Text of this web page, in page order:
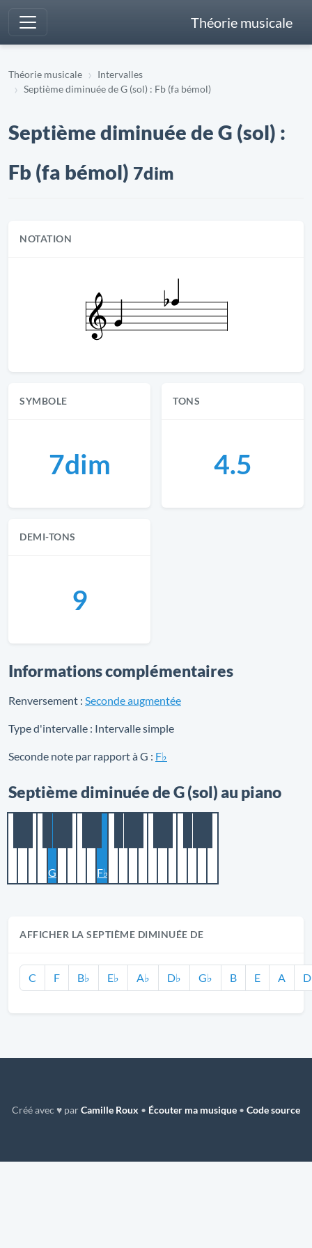
Théorie musicale
Théorie musicale
Intervalles
Septième diminuée de G (sol) : Fb (fa bémol)
Septième diminuée de G (sol) :
Fb (fa bémol) 7dim
NOTATION
SYMBOLE
7dim
TONS
4.5
DEMI-TONS
9
Informations complémentaires
Renversement : Seconde augmentée
Type d'intervalle : Intervalle simple
Seconde note par rapport à G : F♭
Septième diminuée de G (sol) au piano
G F♭
AFFICHER LA SEPTIÈME DIMINUÉE DE
C F B♭ E♭ A♭ D♭ G♭ B E A D
Créé avec ♥ parCamille Roux • Écouter ma musique • Code source